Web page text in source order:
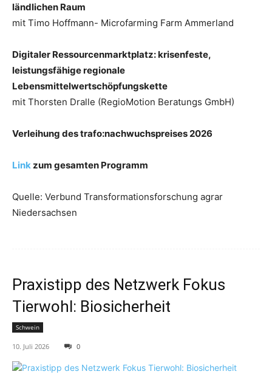
ländlichen Raum
mit Timo Hoffmann- Microfarming Farm Ammerland
Digitaler Ressourcenmarktplatz: krisenfeste,
leistungsfähige regionale
Lebensmittelwertschöpfungskette
mit Thorsten Dralle (RegioMotion Beratungs GmbH)
Verleihung des trafo:nachwuchspreises 2026
Link zum gesamten Programm
Quelle: Verbund Transformationsforschung agrar
Niedersachsen
Praxistipp des Netzwerk Fokus
Tierwohl: Biosicherheit
Schwein
10. Juli 2026 0